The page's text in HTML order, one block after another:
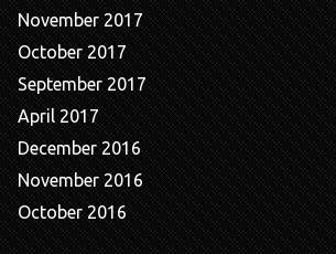
November 2017
October 2017
September 2017
April 2017
December 2016
November 2016
October 2016